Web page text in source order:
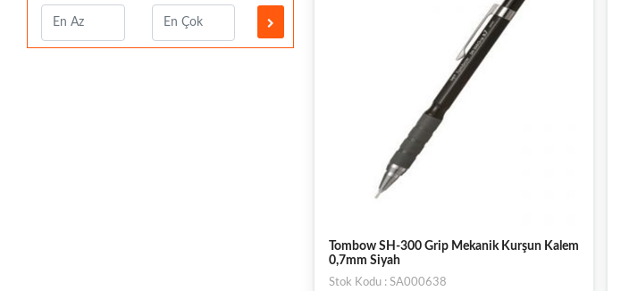
Tombow SH-300 Grip Mekanik Kurşun Kalem
0,7mm Siyah
Stok Kodu : SA000638